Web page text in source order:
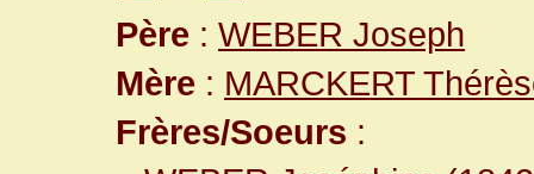
Père : WEBER Joseph
Mère : MARCKERT
Frères/Soeurs :